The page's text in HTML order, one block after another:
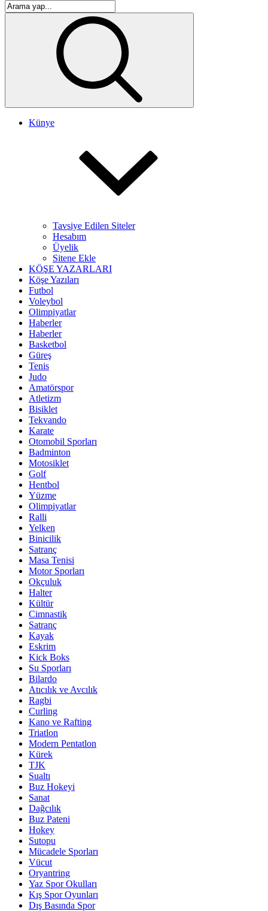
Künye
Tavsiye Edilen Siteler
Hesabım
Üyelik
Sitene Ekle
KÖŞE YAZARLARI
Köşe Yazıları
Futbol
Voleybol
Olimpiyatlar
Haberler
Haberler
Basketbol
Güreş
Tenis
Judo
Amatörspor
Atletizm
Bisiklet
Tekvando
Karate
Otomobil Sporları
Badminton
Motosiklet
Golf
Hentbol
Yüzme
Olimpiyatlar
Ralli
Yelken
Binicilik
Satranç
Masa Tenisi
Motor Sporları
Okçuluk
Halter
Kültür
Cimnastik
Satranç
Kayak
Eskrim
Kick Boks
Su Sporları
Bilardo
Atıcılık ve Avcılık
Ragbi
Curling
Kano ve Rafting
Triatlon
Modern Pentatlon
Kürek
TJK
Sualtı
Buz Hokeyi
Sanat
Dağcılık
Buz Pateni
Hokey
Sutopu
Mücadele Sporları
Vücut
Oryantring
Yaz Spor Okulları
Kış Spor Oyunları
Dış Basında Spor